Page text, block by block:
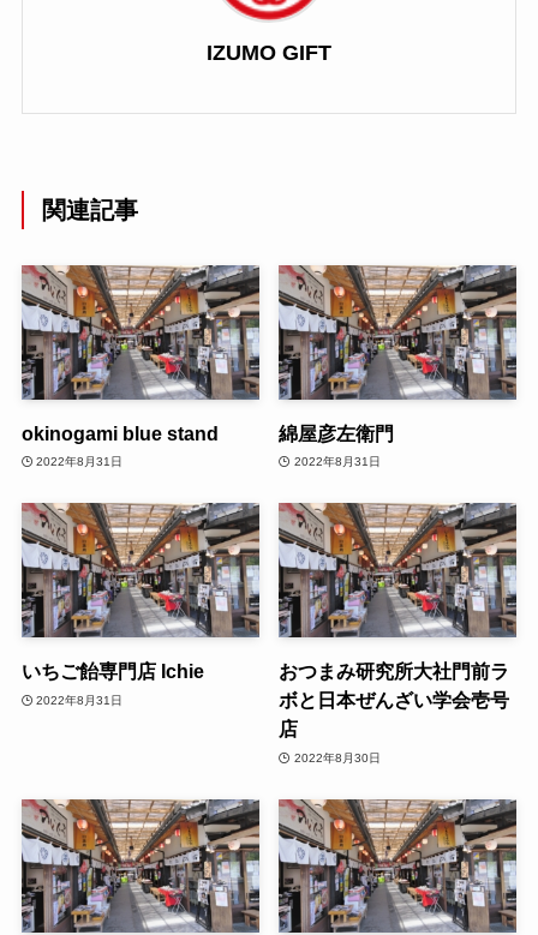
IZUMO GIFT
関連記事
okinogami blue stand
2022年8月31日
綿屋彦左衛門
2022年8月31日
いちご飴専門店 Ichie
2022年8月31日
おつまみ研究所大社門前ラ
ボと日本ぜんざい学会壱号
店
2022年8月30日